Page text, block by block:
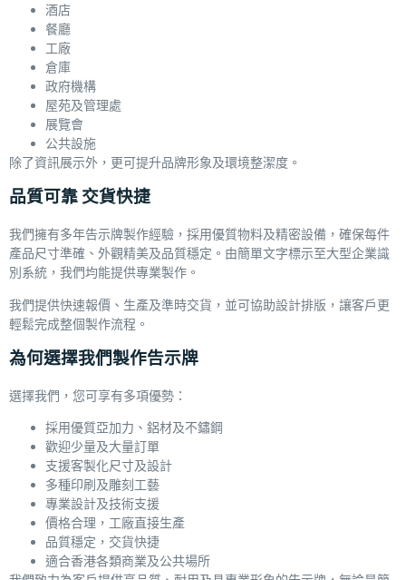
酒店
餐廳
工廠
倉庫
政府機構
屋苑及管理處
展覽會
公共設施
除了資訊展示外，更可提升品牌形象及環境整潔度。
品質可靠 交貨快捷
我們擁有多年告示牌製作經驗，採用優質物料及精密設備，確保每件
產品尺寸準確、外觀精美及品質穩定。由簡單文字標示至大型企業識
別系統，我們均能提供專業製作。
我們提供快速報價、生產及準時交貨，並可協助設計排版，讓客戶更
輕鬆完成整個製作流程。
為何選擇我們製作告示牌
選擇我們，您可享有多項優勢：
採用優質亞加力、鋁材及不鏽鋼
歡迎少量及大量訂單
支援客製化尺寸及設計
多種印刷及雕刻工藝
專業設計及技術支援
價格合理，工廠直接生產
品質穩定，交貨快捷
適合香港各類商業及公共場所